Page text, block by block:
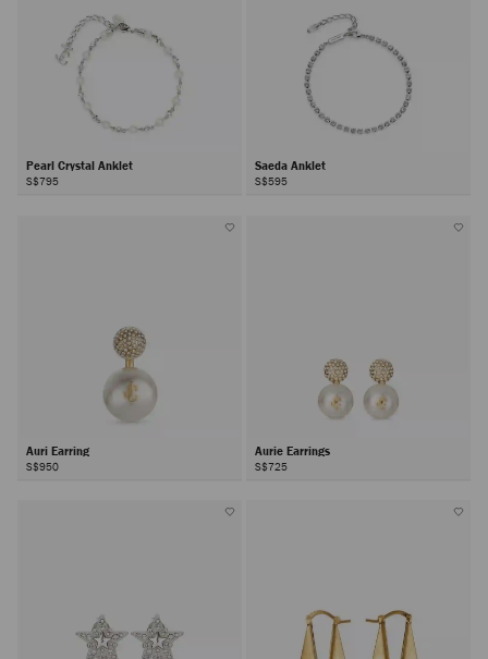
Pearl Crystal Anklet
S$795
Saeda Anklet
S$595
Auri Earring
S$950
Aurie Earrings
S$725